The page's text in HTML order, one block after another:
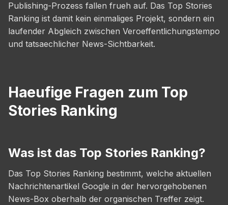
Publishing-Prozess fallen frueh auf. Das Top Stories
Ranking ist damit kein einmaliges Projekt, sondern ein
laufender Abgleich zwischen Veroeffentlichungstempo
und tatsaechlicher News-Sichtbarkeit.
Haeufige Fragen zum Top
Stories Ranking
Was ist das Top Stories Ranking?
Das Top Stories Ranking bestimmt, welche aktuellen
Nachrichtenartikel Google in der hervorgehobenen
News-Box oberhalb der organischen Treffer zeigt.